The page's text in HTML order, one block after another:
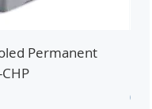
Permanent